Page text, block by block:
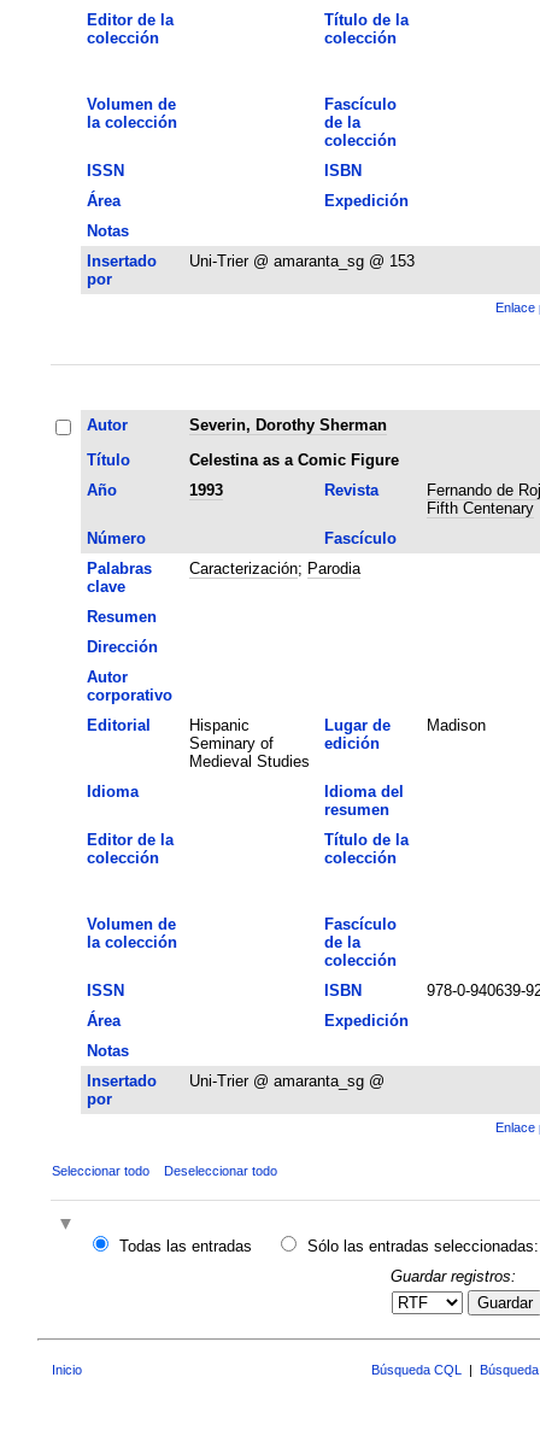
Editor de la
colección
Título de la
colección
Volumen de
la colección
Fascículo
de la
colección
ISSN
ISBN
Área
Expedición
Notas
Insertado
por
Uni-Trier @ amaranta_sg @ 153
Enlace
Autor
Severin, Dorothy Sherman
Título
Celestina as a Comic Figure
Año
1993 Revista
Fernando de
Fifth Centenary
Número
Fascículo
Palabras
clave
Caracterización; Parodia
Resumen
Dirección
Autor
corporativo
Editorial
Hispanic
Seminary of
Medieval Studies
Lugar de
edición
Madison
Idioma
Idioma del
resumen
Editor de la
colección
Título de la
colección
Volumen de
la colección
Fascículo
de la
colección
ISSN
ISBN
978-0-940639-
Área
Expedición
Notas
Insertado
por
Uni-Trier @ amaranta_sg @
Enlace
Seleccionar todo Deseleccionar todo
Todas las entradas
Sólo las entradas seleccionadas:
Guardar registros:
Guardar
Inicio Búsqueda CQL